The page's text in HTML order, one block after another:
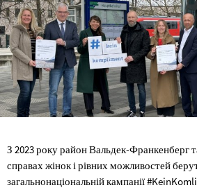
З 2023 року район Вальдек-Франкенберг
справах жінок і рівних можливостей
загальнонаціональній кампанії